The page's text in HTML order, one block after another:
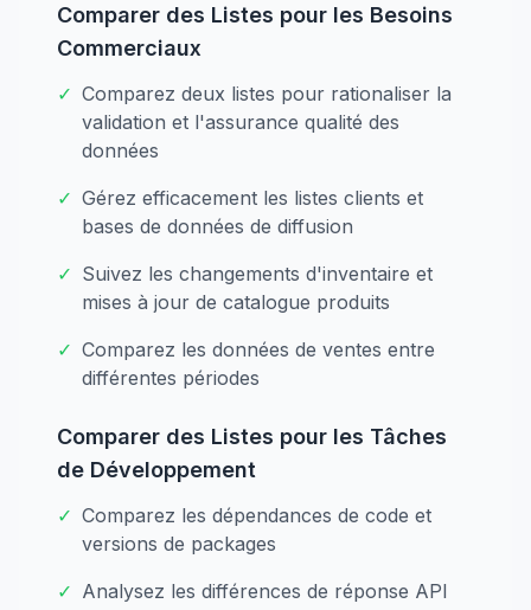
Comparer des Listes pour les Besoins
Commerciaux
✓ Comparez deux listes pour rationaliser la
validation et l'assurance qualité des
données
✓ Gérez efficacement les listes clients et
bases de données de diffusion
✓ Suivez les changements d'inventaire et
mises à jour de catalogue produits
✓ Comparez les données de ventes entre
différentes périodes
Comparer des Listes pour les Tâches
de Développement
✓ Comparez les dépendances de code et
versions de packages
✓ Analysez les différences de réponse API